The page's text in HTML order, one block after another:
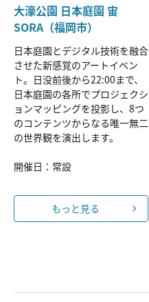
大濠公園 日本庭園 宙
SORA（福岡市）
日本庭園とデジタル技術を融合
させた新感覚のアートイベン
ト。日没前後から22:00まで、
日本庭園の各所でプロジェクシ
ョンマッピングを投影し、8つ
のコンテンツからなる唯一無二
の世界観を演出します。
開催日：常設
もっと見る